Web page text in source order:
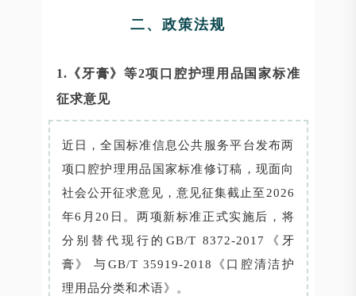
二、政策法规
1.《牙膏》等2项口腔护理用品国家标准
征求意见
近日，全国标准信息公共服务平台发布两
项口腔护理用品国家标准修订稿，现面向
社会公开征求意见，意见征集截止至2026
年6月20日。两项新标准正式实施后，将
分别替代现行的GB/T 8372-2017《牙
膏》 与GB/T 35919-2018《口腔清洁护
理用品分类和术语》。